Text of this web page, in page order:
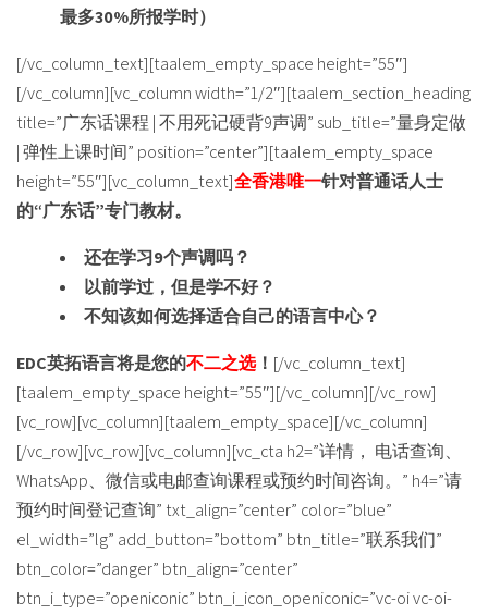
最多30%所报学时）
[/vc_column_text][taalem_empty_space height=”55″]
[/vc_column][vc_column width=”1/2″][taalem_section_heading
title=”广东话课程 | 不用死记硬背9声调” sub_title=”量身定做
| 弹性上课时间” position=”center”][taalem_empty_space
height=”55″][vc_column_text]全香港唯一针对普通话人士
的“广东话”专门教材。
还在学习9个声调吗？
以前学过，但是学不好？
不知该如何选择适合自己的语言中心？
EDC英拓语言将是您的不二之选！ [/vc_column_text]
[taalem_empty_space height=”55″][/vc_column][/vc_row]
[vc_row][vc_column][taalem_empty_space][/vc_column]
[/vc_row][vc_row][vc_column][vc_cta h2=”详情， 电话查询、
WhatsApp、微信或电邮查询课程或预约时间咨询。” h4=”请
预约时间登记查询” txt_align=”center” color=”blue”
el_width=”lg” add_button=”bottom” btn_title=”联系我们”
btn_color=”danger” btn_align=”center”
btn_i_type=”openiconic” btn_i_icon_openiconic=”vc-oi vc-oi-